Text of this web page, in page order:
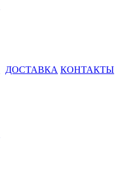
ДОСТАВКА КОНТАКТЫ